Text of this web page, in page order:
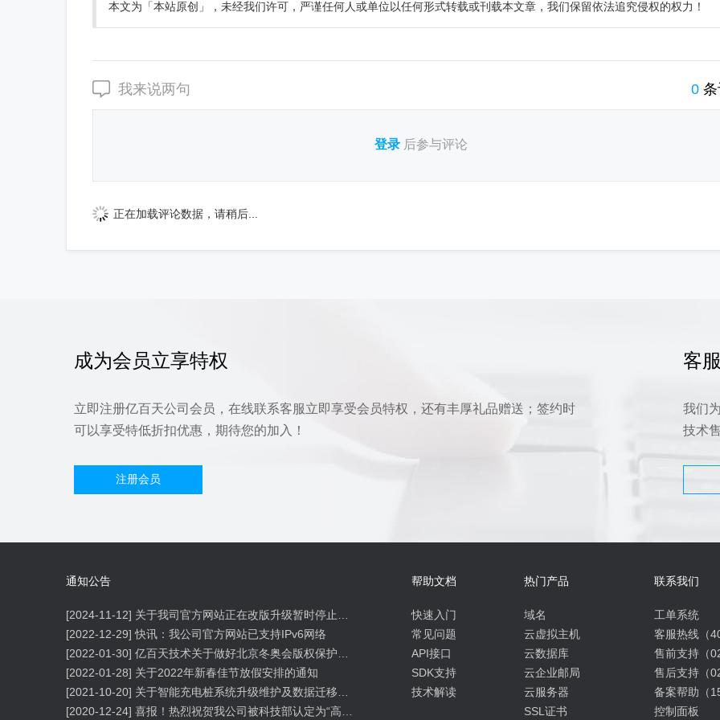
本文为「本站原创」，未经我们许可，严谨任何人或单位以任何形式转载或刊载本文章，我们保留依法追究侵权的权力！
我来说两句 0
登录 后参与评论
正在加载评论数据，请稍后...
成为会员立享特权
立即注册亿百天公司会员，在线联系客服立即享受会员特权，还有丰厚礼品赠送；签约时
可以享受特低折扣优惠，期待您的加入！
注册会员
客
我们
技术
通知公告
[2024-11-12] 关于我司官方网站正在改版升级暂时停止信息内容更新的通知
[2022-12-29]快讯：我公司官方网站已支持IPv6网络
[2022-01-30] 亿百天技术关于做好北京冬奥会版权保护工作的公告
[2022-01-28] 关于2022年新春佳节放假安排的通知
[2021-10-20] 关于智能充电桩系统升级维护及数据迁移的通知
[2020-12-24] 喜报！热烈祝贺我公司被科技部认定为“高新技术企业”
帮助文档
快速入门
常见问题
API接口
SDK支持
技术解读
热门产品
域名
云虚拟主机
云数据库
云企业邮局
云服务器
SSL证书
联系我们
工单系统
客服热线（
售前支持（
售后支持（
备案帮助（
控制面板